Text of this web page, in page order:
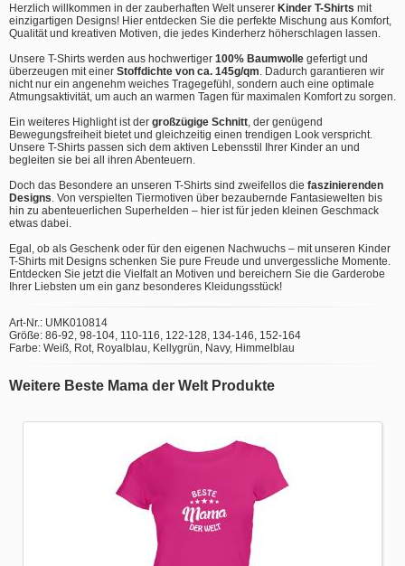
Herzlich willkommen in der zauberhaften Welt unserer Kinder T-Shirts mit
einzigartigen Designs! Hier entdecken Sie die perfekte Mischung aus Komfort,
Qualität und kreativen Motiven, die jedes Kinderherz höherschlagen lassen.
Unsere T-Shirts werden aus hochwertiger 100% Baumwolle gefertigt und
überzeugen mit einer Stoffdichte von ca. 145g/qm . Dadurch garantieren wir
nicht nur ein angenehm weiches Tragegefühl, sondern auch eine optimale
Atmungsaktivität, um auch an warmen Tagen für maximalen Komfort zu sorgen.
Ein weiteres Highlight ist der großzügige Schnitt , der genügend
Bewegungsfreiheit bietet und gleichzeitig einen trendigen Look verspricht.
Unsere T-Shirts passen sich dem aktiven Lebensstil Ihrer Kinder an und
begleiten sie bei all ihren Abenteuern.
Doch das Besondere an unseren T-Shirts sind zweifellos die faszinierenden
Designs . Von verspielten Tiermotiven über bezaubernde Fantasiewelten bis
hin zu abenteuerlichen Superhelden – hier ist für jeden kleinen Geschmack
etwas dabei.
Egal, ob als Geschenk oder für den eigenen Nachwuchs – mit unseren Kinder
T-Shirts mit Designs schenken Sie pure Freude und unvergessliche Momente.
Entdecken Sie jetzt die Vielfalt an Motiven und bereichern Sie die Garderobe
Ihrer Liebsten um ein ganz besonderes Kleidungsstück!
Art-Nr.: UMK010814
Größe: 86-92, 98-104, 110-116, 122-128, 134-146, 152-164
Farbe: Weiß, Rot, Royalblau, Kellygrün, Navy, Himmelblau
Weitere Beste Mama der Welt Produkte